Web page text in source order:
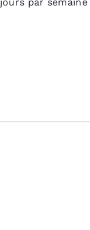
par semaine